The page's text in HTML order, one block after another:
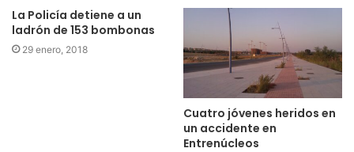
La Policía detiene a un
ladrón de 153 bombonas
29 enero, 2018
Cuatro jóvenes heridos en
un accidente en
Entrenúcleos